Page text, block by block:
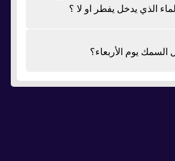
الذي يدخل يفطر او لا ؟
يوم الأربعاء؟